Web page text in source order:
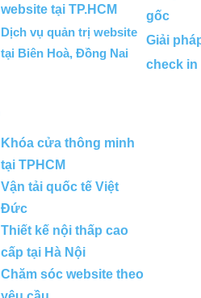
website tại TP.HCM
Dịch vụ quản trị website
tại Biên Hoà, Đồng Nai
Khóa cửa thông minh
tại TPHCM
Vận tải quốc tế Việt
Đức
Thiết kế nội thấp cao
cấp tại Hà Nội
Chăm sóc website theo
gốc
Giải
check